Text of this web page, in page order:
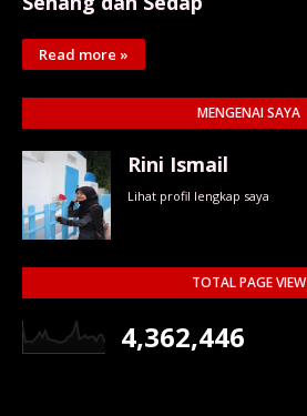
Read more »
MENGENAI SAYA
Rini Ismail
Lihat profil lengkap saya
TOTAL PAGE VIEW
4,362,446